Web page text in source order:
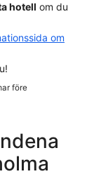
hotell om du
om
före